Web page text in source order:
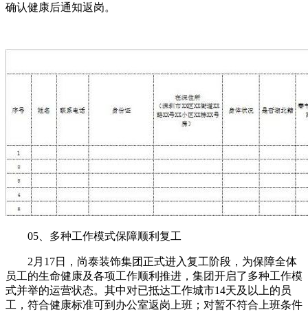
确认健康后通知返岗。
05、多种工作模式保障顺利复工
2月17日，尚泰装饰集团正式进入复工阶段，为保障全体
员工的生命健康及各项工作顺利推进，集团开启了多种工作模
式并举的运营状态。其中对已抵达工作城市14天及以上的员
工，符合健康标准可到办公室返岗上班；对暂不符合上班条件